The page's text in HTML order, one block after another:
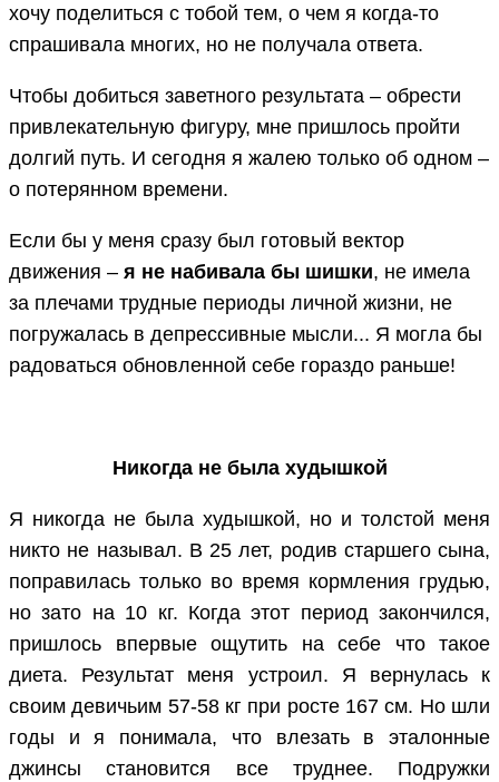
хочу поделиться с тобой тем, о чем я когда-то
спрашивала многих, но не получала ответа.
Чтобы добиться заветного результата – обрести
привлекательную фигуру, мне пришлось пройти
долгий путь. И сегодня я жалею только об одном –
о потерянном времени.
Если бы у меня сразу был готовый вектор
движения – я не набивала бы шишки, не имела
за плечами трудные периоды личной жизни, не
погружалась в депрессивные мысли... Я могла бы
радоваться обновленной себе гораздо раньше!
Никогда не была худышкой
Я никогда не была худышкой, но и толстой меня
никто не называл. В 25 лет, родив старшего сына,
поправилась только во время кормления грудью,
но зато на 10 кг. Когда этот период закончился,
пришлось впервые ощутить на себе что такое
диета. Результат меня устроил. Я вернулась к
своим девичьим 57-58 кг при росте 167 см. Но шли
годы и я понимала, что влезать в эталонные
джинсы становится все труднее. Подружки